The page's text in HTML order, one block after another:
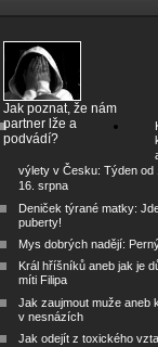
Jak poznat, že nám
partner lže a
podvádí?
výlety v Česku: Týden od
16. srpna
Deniček týrané matky:
puberty!
Mys dobrých nadějí:
Král hříšníků aneb jak je
míti Filipa
Jak zaujmout muže aneb
v nesnázích
Jak odejít z toxického